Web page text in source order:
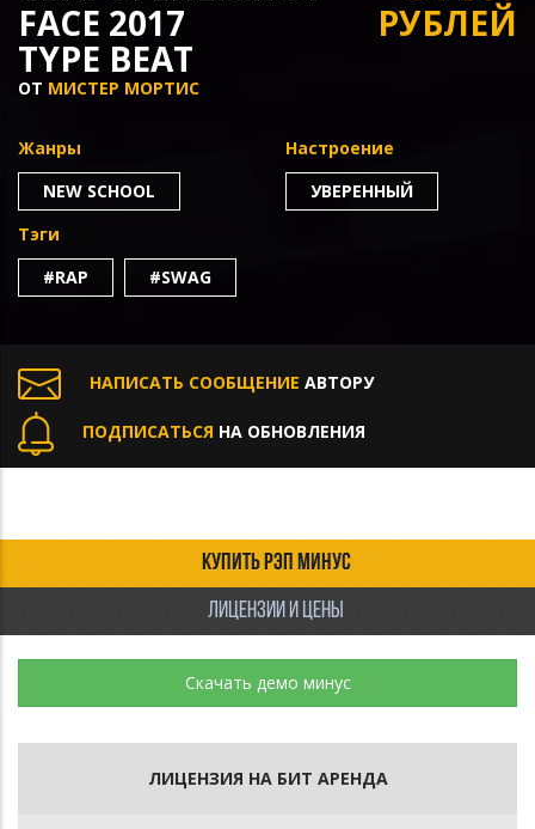
FACE 2017
TYPE BEAT
ОТ МИСТЕР МОРТИС
РУБЛЕЙ
Жанры
NEW SCHOOL
Настроение
УВЕРЕННЫЙ
Тэги
#RAP
#SWAG
НАПИСАТЬ СООБЩЕНИЕ АВТОРУ
ПОДПИСАТЬСЯ НА ОБНОВЛЕНИЯ
КУПИТЬ РЭП МИНУС
ЛИЦЕНЗИИ И ЦЕНЫ
Скачать демо минус
ЛИЦЕНЗИЯ НА БИТ АРЕНДА